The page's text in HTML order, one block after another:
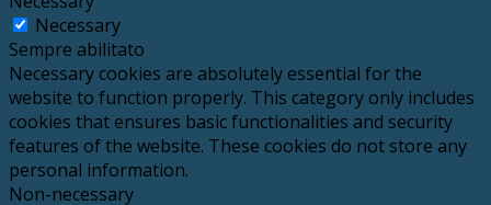
Necessary
Sempre abilitato
Necessary cookies are absolutely essential for the
website to function properly. This category only includes
cookies that ensures basic functionalities and security
features of the website. These cookies do not store any
personal information.
Non-necessary